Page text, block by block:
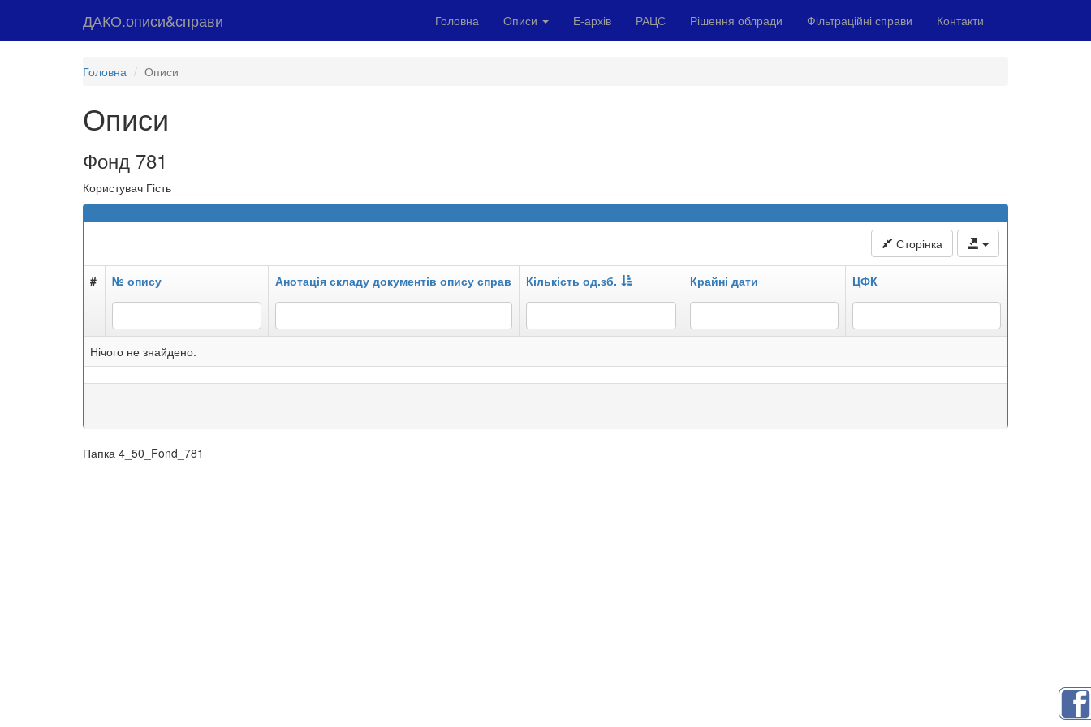
ДАКО.описи&справи Головна Описи Е-архів РАЦС Рішення облради Фільтраційні справи Контакти
Головна Описи
Описи
Фонд 781
Користувач Гість
Сторінка
# № опису Анотація складу документів опису справ Кількість од.зб. Крайні дати ЦФК
Нічого не знайдено.
Папка 4_50_Fond_781